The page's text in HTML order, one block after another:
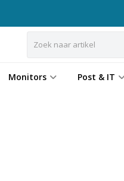
Monitors Post & IT